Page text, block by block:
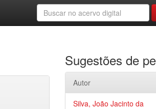
Sugestões de
Autor
Silva, João Jacinto da